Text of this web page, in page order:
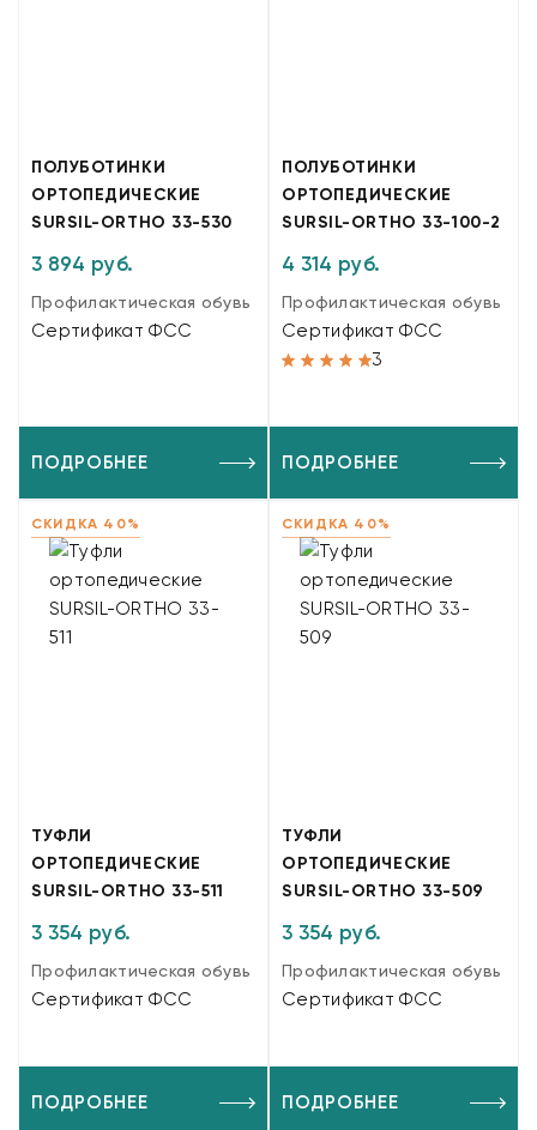
ПОЛУБОТИНКИ
ОРТОПЕДИЧЕСКИЕ
SURSIL-ORTHO 33-530
3 894 руб.
Профилактическая обувь
Сертификат ФСС
ПОДРОБНЕЕ
ПОЛУБОТИНКИ
ОРТОПЕДИЧЕСКИЕ
SURSIL-ORTHO 33-100-2
4 314 руб.
Профилактическая обувь
Сертификат ФСС
3
ПОДРОБНЕЕ
СКИДКА 40%
ТУФЛИ
ОРТОПЕДИЧЕСКИЕ
SURSIL-ORTHO 33-511
3 354 руб.
Профилактическая обувь
Сертификат ФСС
ПОДРОБНЕЕ
СКИДКА 40%
ТУФЛИ
ОРТОПЕДИЧЕСКИЕ
SURSIL-ORTHO 33-509
3 354 руб.
Профилактическая обувь
Сертификат ФСС
ПОДРОБНЕЕ